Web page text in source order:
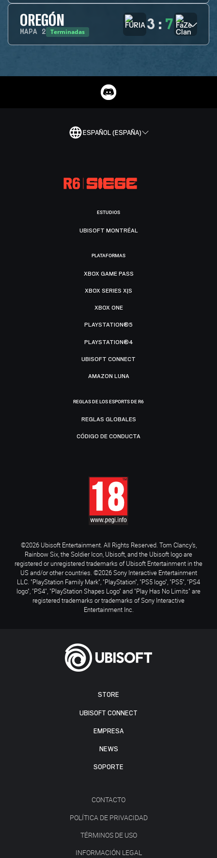
OREGÓN
MAPA 2 Terminadas 3 : 7
ESPAÑOL (ESPAÑA)
STORE
UBISOFT CONNECT
EMPRESA
NEWS
SOPORTE
CONTACTO
POLÍTICA DE PRIVACIDAD
TÉRMINOS DE USO
INFORMACIÓN LEGAL
ESTUDIOS
UBISOFT MONTRÉAL
PLATAFORMAS
XBOX GAME PASS
XBOX SERIES X|S
XBOX ONE
PLAYSTATION®5
PLAYSTATION®4
UBISOFT CONNECT
AMAZON LUNA
REGLAS DE LOS ESPORTS DE R6
REGLAS GLOBALES
CÓDIGO DE CONDUCTA
©2026 Ubisoft Entertainment. All Rights Reserved. Tom Clancy’s,
Rainbow Six, the Soldier Icon, Ubisoft, and the Ubisoft logo are
registered or unregistered trademarks of Ubisoft Entertainment in the
US and/or other countries. ©2026 Sony Interactive Entertainment
LLC. "PlayStation Family Mark", "PlayStation", "PS5 logo", "PS5", "PS4
logo", "PS4", "PlayStation Shapes Logo" and "Play Has No Limits" are
registered trademarks or trademarks of Sony Interactive
Entertainment Inc.